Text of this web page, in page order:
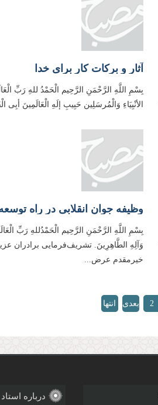
آثار و برکات کار برای خدا
بِسْمِ اللَّهِ الرَّحْمَنِ الرَّحِیم الْحَمْدُ للهِ رَبِّ
الأنْبِیَاءِ وَالْمُرسَلِین حَبِیبِ إلَهِ الْعَالَمِینَ
وظیفه جوان انقلابی در راه
بِسْمِ اللَّهِ الرَّحْمَنِ الرَّحِیم الْحَمْدُللهِ رَبِّ
وَآلِهِ الطَّاهِرِینَ. تشریف‌فرمایی برادران
خیرمقدم عرض...
2
بعدی
انتها
درباره استاد